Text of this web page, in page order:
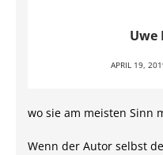
Uwe
APRIL 19,
wo sie am meisten Sinn
Wenn der Autor selbst